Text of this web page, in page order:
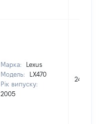
Марка:
Lexus
Модель:
LX470
Рік випуску:
2005
245000